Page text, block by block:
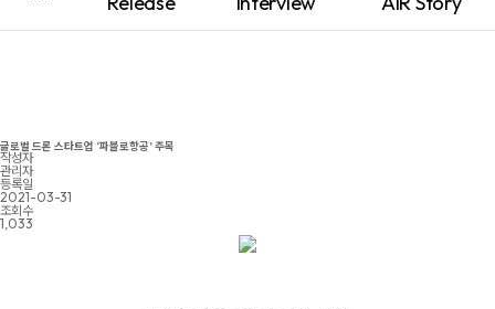
글로벌 드론 스타트업 ‘파블로항공’ 주목
작성자
관리자
등록일
2021-03-31
조회수
1,033